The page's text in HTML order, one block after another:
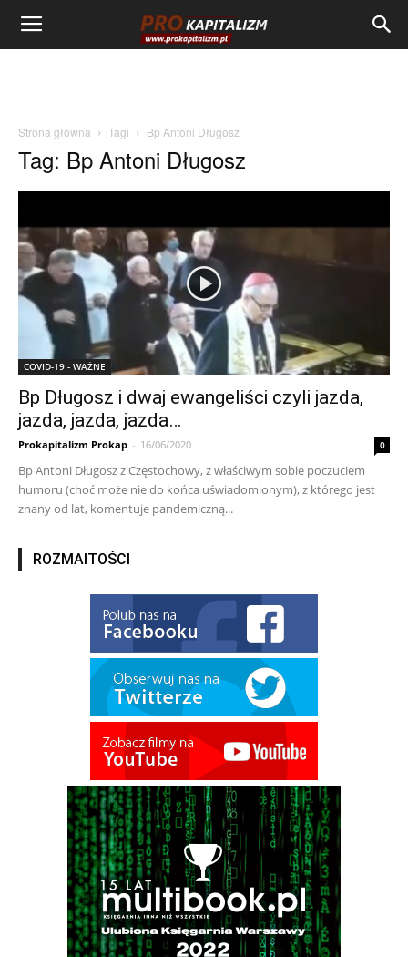
Strona główna Tagi Bp Antoni Długosz
Tag: Bp Antoni Długosz
COVID-19 - WAŻNE
Bp Długosz i dwaj ewangeliści czyli jazda,
jazda, jazda, jazda…
Prokapitalizm Prokap - 16/06/2020 0
Bp Antoni Długosz z Częstochowy, z właściwym sobie poczuciem
humoru (choć może nie do końca uświadomionym), z którego jest
znany od lat, komentuje pandemiczną...
ROZMAITOŚCI